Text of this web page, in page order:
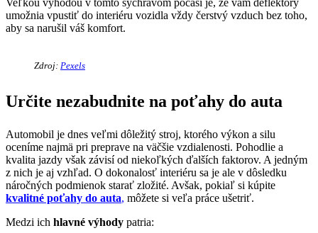
umožnia vpustiť do interiéru vozidla vždy čerstvý vzduch bez toho,
aby sa narušil váš komfort.
Zdroj: Pexels
Určite nezabudnite na poťahy do auta
Automobil je dnes veľmi dôležitý stroj, ktorého výkon a silu
oceníme najmä pri preprave na väčšie vzdialenosti. Pohodlie a
kvalita jazdy však závisí od niekoľkých ďalších faktorov. A jedným
z nich je aj vzhľad. O dokonalosť interiéru sa je ale v dôsledku
náročných podmienok starať zložité. Avšak, pokiaľ si kúpite
kvalitné poťahy do auta, môžete si veľa práce ušetriť.
Medzi ich hlavné výhody patria: